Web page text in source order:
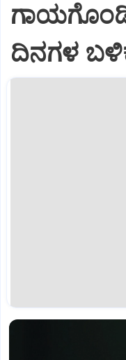
ದಿನಗಳ